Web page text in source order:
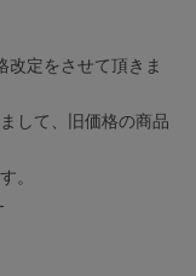
定をさせて頂きま
して、旧価格の商品
。